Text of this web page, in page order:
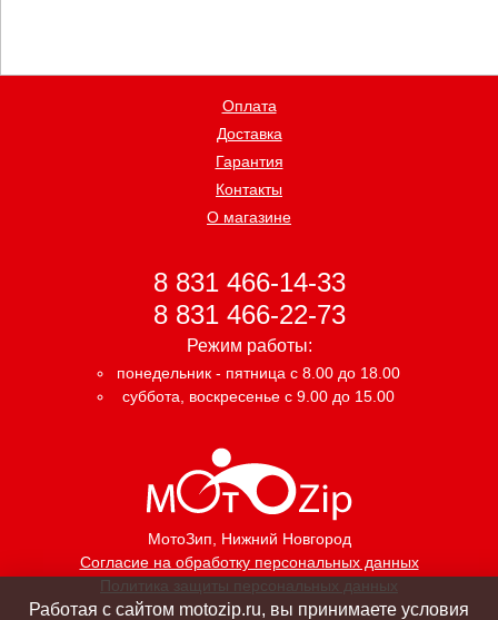
МотоЗип , Нижний Новгород
Согласие на обработку персональных данных
Политика защиты персональных данных
Оплата
Доставка
Гарантия
Контакты
О магазине
8 831 466-14-33
8 831 466-22-73
Режим работы:
понедельник - пятница с 8.00 до 18.00
суббота, воскресенье с 9.00 до 15.00
Работая с сайтом motozip.ru, вы принимаете условия